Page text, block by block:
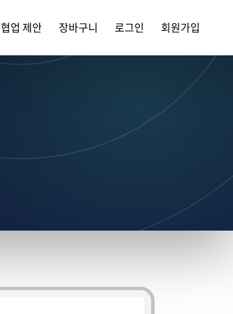
협업 제안 장바구니 로그인 회원가입